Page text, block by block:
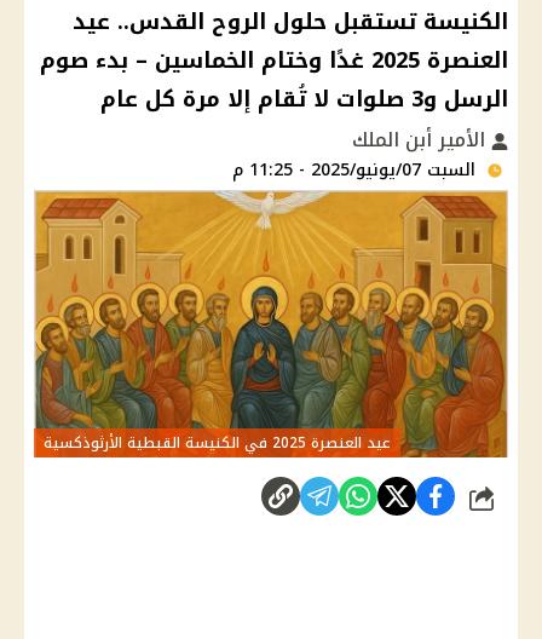
الكنيسة تستقبل حلول الروح القدس.. عيد
العنصرة 2025 غدًا وختام الخماسين – بدء صوم
الرسل و3 صلوات لا تُقام إلا مرة كل عام
الأمير أبن الملك
السبت 07/يونيو/2025 - 11:25 م
عيد العنصرة 2025 في الكنيسة القبطية الأرثوذكسية
شارك